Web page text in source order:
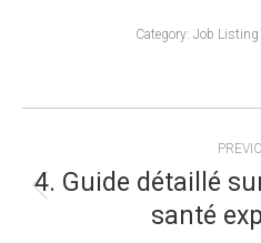
Category: Job Listing
4. Guide détaillé
santé